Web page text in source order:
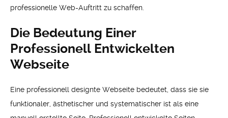
professionelle Web-Auftritt zu schaffen.
Die Bedeutung Einer
Professionell Entwickelten
Webseite
Eine professionell designte Webseite bedeutet, dass sie sie
funktionaler, ästhetischer und systematischer ist als eine